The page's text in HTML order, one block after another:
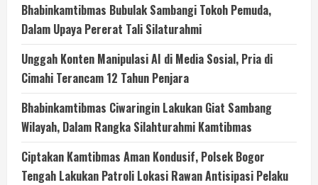
Bhabinkamtibmas Bubulak Sambangi Tokoh Pemuda,
Dalam Upaya Pererat Tali Silaturahmi
Unggah Konten Manipulasi AI di Media Sosial, Pria di
Cimahi Terancam 12 Tahun Penjara
Bhabinkamtibmas Ciwaringin Lakukan Giat Sambang
Wilayah, Dalam Rangka Silahturahmi Kamtibmas
Ciptakan Kamtibmas Aman Kondusif, Polsek Bogor
Tengah Lakukan Patroli Lokasi Rawan Antisipasi Pelaku